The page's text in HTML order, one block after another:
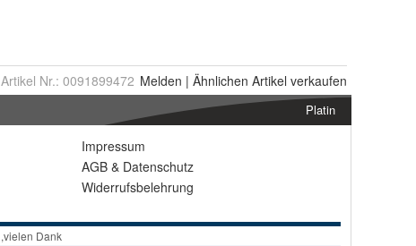
Artikel Nr.: 0091899472 Melden | Ähnlichen Artikel verkaufen
Platin
Impressum
AGB & Datenschutz
Widerrufsbelehrung